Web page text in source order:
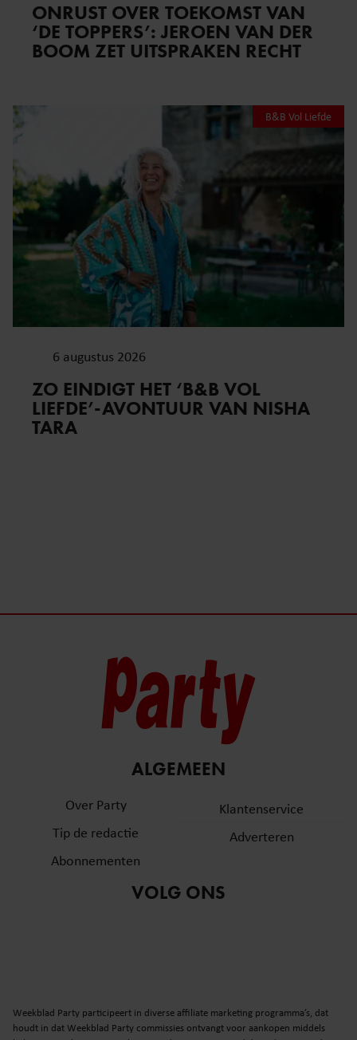
ONRUST OVER TOEKOMST VAN
‘DE TOPPERS’: JEROEN VAN DER
BOOM ZET UITSPRAKEN RECHT
B&B Vol Liefde
6 augustus 2026
ZO EINDIGT HET ‘B&B VOL
LIEFDE’-AVONTUUR VAN NISHA
TARA
ALGEMEEN
Over Party
Tip de redactie
Abonnementen
Klantenservice
Adverteren
VOLG ONS
Weekblad Party participeert in diverse affiliate marketing programma’s, dat
houdt in dat Weekblad Party commissies ontvangt voor aankopen middels